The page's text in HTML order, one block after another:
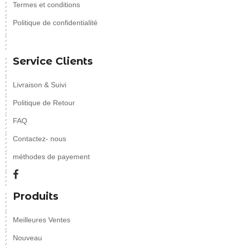
Termes et conditions
Politique de confidentialité
Service Clients
Livraison & Suivi
Politique de Retour
FAQ
Contactez- nous
méthodes de payement
Produits
Meilleures Ventes
Nouveau